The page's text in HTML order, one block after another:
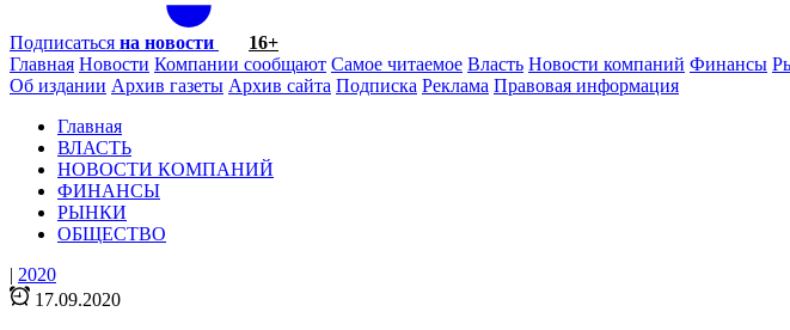
Подписаться на новости
16+
Главная Новости Компании сообщают Самое читаемое Власть Новости компаний Финансы
Об издании Архив газеты Архив сайта Подписка Реклама Правовая информация
Главная
ВЛАСТЬ
НОВОСТИ КОМПАНИЙ
ФИНАНСЫ
РЫНКИ
ОБЩЕСТВО
| 2020
17.09.2020